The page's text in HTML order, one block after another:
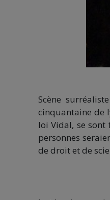
Scène
cinquantaine de
loi Vidal, se sont
personnes
de droit et de